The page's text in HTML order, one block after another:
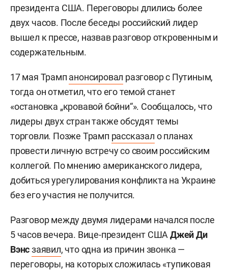
президента США. Переговоры длились более
двух часов. После беседы российский лидер
вышел к прессе, назвав разговор откровенным и
содержательным.
17 мая Трамп анонсировал разговор с Путиным,
тогда он отметил, что его темой станет
«остановка „кровавой бойни“». Сообщалось, что
лидеры двух стран также обсудят темы
торговли. Позже Трамп рассказал о планах
провести личную встречу со своим российским
коллегой. По мнению американского лидера,
добиться урегулирования конфликта на Украине
без его участия не получится.
Разговор между двумя лидерами начался после
5 часов вечера. Вице-президент СШАДжей Ди
Вэнсзаявил, что одна из причин звонка —
переговоры, на которых сложилась «тупиковая